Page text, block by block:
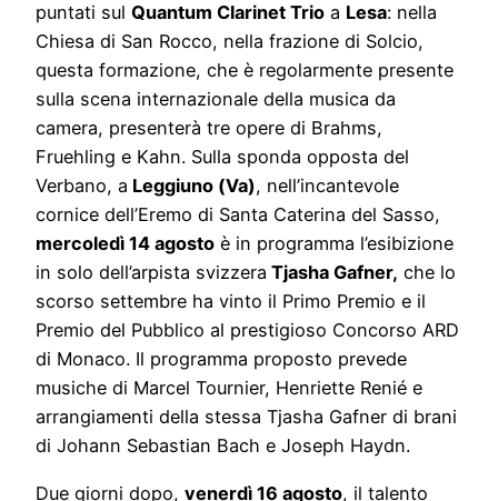
puntati sul Quantum Clarinet Trio a Lesa: nella
Chiesa di San Rocco, nella frazione di Solcio,
questa formazione, che è regolarmente presente
sulla scena internazionale della musica da
camera, presenterà tre opere di Brahms,
Fruehling e Kahn. Sulla sponda opposta del
Verbano, a Leggiuno (Va), nell’incantevole
cornice dell’Eremo di Santa Caterina del Sasso,
mercoledì 14 agosto è in programma l’esibizione
in solo dell’arpista svizzera Tjasha Gafner, che lo
scorso settembre ha vinto il Primo Premio e il
Premio del Pubblico al prestigioso Concorso ARD
di Monaco. Il programma proposto prevede
musiche di Marcel Tournier, Henriette Renié e
arrangiamenti della stessa Tjasha Gafner di brani
di Johann Sebastian Bach e Joseph Haydn.
Due giorni dopo, venerdì 16 agosto, il talento